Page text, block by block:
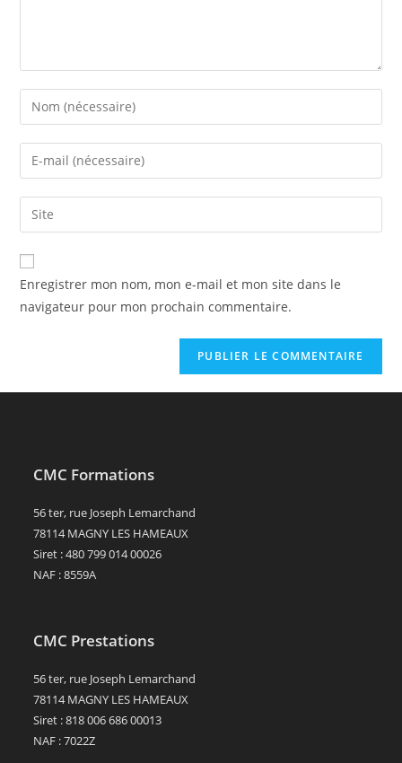
Enter
your
name
comment
Enter
your
email
address
comment
Saisir
l’URL
de
votre
(facultatif)
Enregistrer mon nom, mon e-mail et mon site dans le
navigateur pour mon prochain commentaire.
CMC Formations
56 ter, rue Joseph Lemarchand
78114 MAGNY LES HAMEAUX
Siret : 480 799 014 00026
NAF : 8559A
CMC Prestations
56 ter, rue Joseph Lemarchand
78114 MAGNY LES HAMEAUX
Siret : 818 006 686 00013
NAF : 7022Z